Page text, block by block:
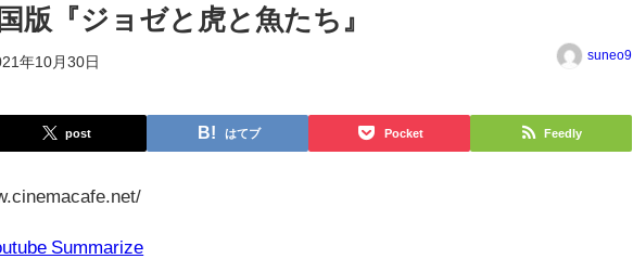
版『ジョゼと虎と魚たち』
年10月30日 suneo9
post はてブ Pocket Feedly
Summarize